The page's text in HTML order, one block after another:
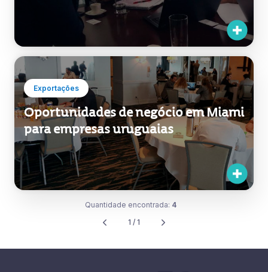
Exportações
Oportunidades de negócio em Miami
para empresas uruguaias
Quantidade encontrada: 4
1 / 1